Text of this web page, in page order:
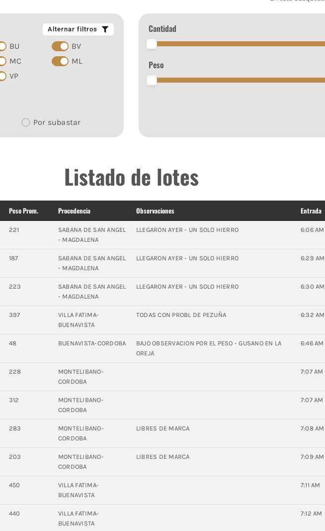
Alternar filtros
BU
BV
MC
ML
VP
Por subastar
Cantidad
Peso
Listado de lotes
Peso Prom. Procedencia Observaciones Entrada
221
SABANA DE SAN ANGEL
- MAGDALENA
LLEGARON AYER - UN SOLO HIERRO 6:06 AM
187
SABANA DE SAN ANGEL
- MAGDALENA
LLEGARON AYER - UN SOLO HIERRO 6:29 AM
223
SABANA DE SAN ANGEL
- MAGDALENA
LLEGARON AYER - UN SOLO HIERRO 6:30 AM
397
VILLA FATIMA-
BUENAVISTA
TODAS CON PROBL DE PEZUÑA 6:32 AM
48 BUENAVISTA-CORDOBA
BAJO OBSERVACION POR EL PESO - GUSANO EN LA
OREJA
6:46 AM
228
MONTELIBANO-
CORDOBA
7:07 AM
312
MONTELIBANO-
CORDOBA
7:07 AM
283
MONTELIBANO-
CORDOBA
LIBRES DE MARCA 7:08 AM
203
MONTELIBANO-
CORDOBA
LIBRES DE MARCA 7:09 AM
450
VILLA FATIMA-
BUENAVISTA
7:11 AM
440
VILLA FATIMA-
BUENAVISTA
7:12 AM